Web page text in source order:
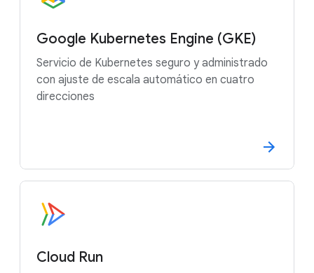
Google Kubernetes Engine (GKE)
Servicio de Kubernetes seguro y administrado
con ajuste de escala automático en cuatro
direcciones
Cloud Run